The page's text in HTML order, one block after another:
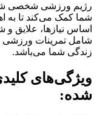
رژیم ورزشی شخصی
شما کمک می‌کند تا به
اساس نیازها،
شامل تمرینات ورزشی
زندگی شما می‌باشد.
ویژگی‌های
شده: